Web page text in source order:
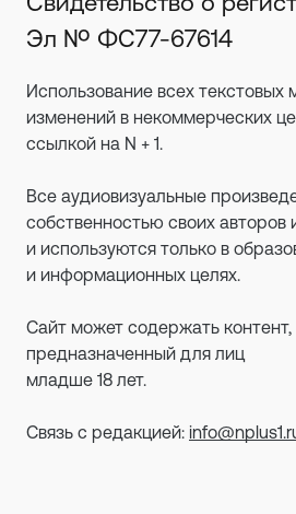
Эл № ФС77-67614
Использование всех текстовых
изменений в некоммерческих
ссылкой на N + 1.
Все аудиовизуальные
собственностью своих авторов
и используются только в
и информационных целях.
Сайт может содержать контент,
предназначенный для лиц
младше 18 лет.
Связь с редакцией: